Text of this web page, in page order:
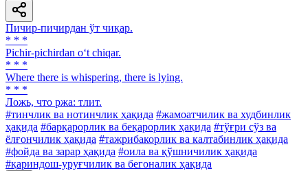
Пичир-пичирдан ўт чиқар.
* * *
Pichir-pichirdan o‘t chiqar.
* * *
Where there is whispering, there is lying.
* * *
Ложь, что ржа: тлит.
#тинчлик ва нотинчлик ҳақида #жамоатчилик ва худбинлик
ҳақида #барқарорлик ва беқарорлик ҳақида #тўғри сўз ва
ёлғончилик ҳақида #тажрибакорлик ва калтабинлик ҳақида
#фойда ва зарар ҳақида #оила ва қўшничилик ҳақида
#қариндош-уруғчилик ва бегоналик ҳақида